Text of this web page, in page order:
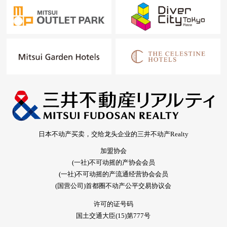
日本不动产买卖，交给龙头企业的三井不动产Realty
加盟协会
(一社)不可动摇的产协会会员
(一社)不可动摇的产流通经营协会会员
(国营公司)首都圈不动产公平交易协议会
许可的证号码
国土交通大臣(15)第777号